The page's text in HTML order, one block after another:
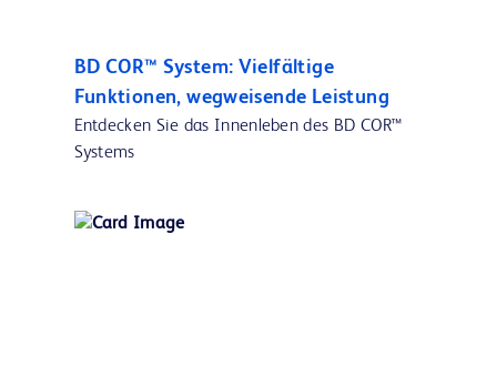
BD COR™ System: Vielfältige
Funktionen, wegweisende Leistung
Entdecken Sie das Innenleben des BD COR™
Systems